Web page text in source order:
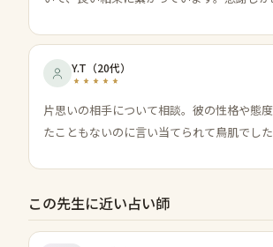
Y.T （20代）
片思いの相手について相談。彼の性格や態
たこともないのに言い当てられて鳥肌でした
この先生に近い占い師